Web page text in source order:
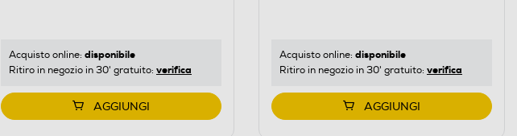
Acquisto online: disponibile
Ritiro in negozio in 30' gratuito: verifica
AGGIUNGI
Acquisto online: disponibile
Ritiro in negozio in 30' gratuito: verifica
AGGIUNGI